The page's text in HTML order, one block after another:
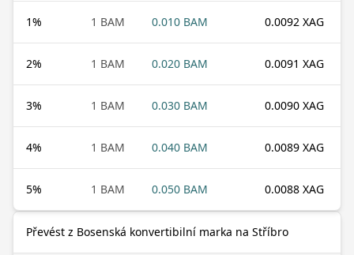
1% 1 BAM 0.010 BAM 0.0092 XAG
2% 1 BAM 0.020 BAM 0.0091 XAG
3% 1 BAM 0.030 BAM 0.0090 XAG
4% 1 BAM 0.040 BAM 0.0089 XAG
5% 1 BAM 0.050 BAM 0.0088 XAG
Převést z Bosenská konvertibilní marka na Stříbro